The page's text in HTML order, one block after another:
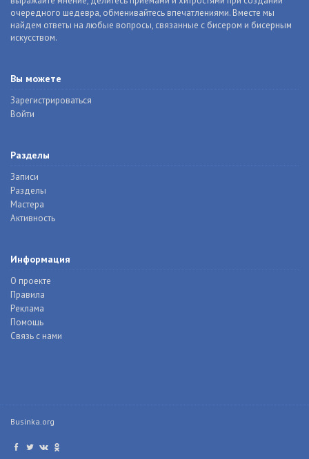
очередного шедевра, обменивайтесь впечатлениями. Вместе мы
найдем ответы на любые вопросы, связанные с бисером и бисерным
искусством.
Вы можете
Зарегистрироваться
Войти
Разделы
Записи
Разделы
Мастера
Активность
Информация
О проекте
Правила
Реклама
Помощь
Связь с нами
Businka.org